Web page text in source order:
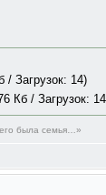
Загрузок: 14)
Кб / Загрузок:
была семья…»